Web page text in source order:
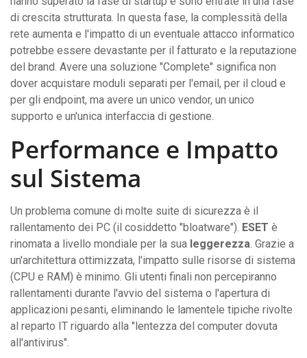
di crescita strutturata. In questa fase, la complessità della
rete aumenta e l'impatto di un eventuale attacco informatico
potrebbe essere devastante per il fatturato e la reputazione
del brand. Avere una soluzione "Complete" significa non
dover acquistare moduli separati per l'email, per il cloud e
per gli endpoint, ma avere un unico vendor, un unico
supporto e un'unica interfaccia di gestione.
Performance e Impatto
sul Sistema
Un problema comune di molte suite di sicurezza è il
rallentamento dei PC (il cosiddetto "bloatware"). ESET è
rinomata a livello mondiale per la sua leggerezza. Grazie a
un'architettura ottimizzata, l'impatto sulle risorse di sistema
(CPU e RAM) è minimo. Gli utenti finali non percepiranno
rallentamenti durante l'avvio del sistema o l'apertura di
applicazioni pesanti, eliminando le lamentele tipiche rivolte
al reparto IT riguardo alla "lentezza del computer dovuta
all'antivirus".